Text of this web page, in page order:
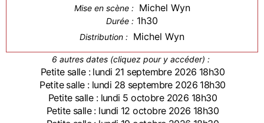
Mise en scène : Michel Wyn
Durée : 1h30
Distribution : Michel Wyn
6 autres dates (cliquez pour y accéder) :
Petite salle : lundi 21 septembre 2026 18h30
Petite salle : lundi 28 septembre 2026 18h30
Petite salle : lundi 5 octobre 2026 18h30
Petite salle : lundi 12 octobre 2026 18h30